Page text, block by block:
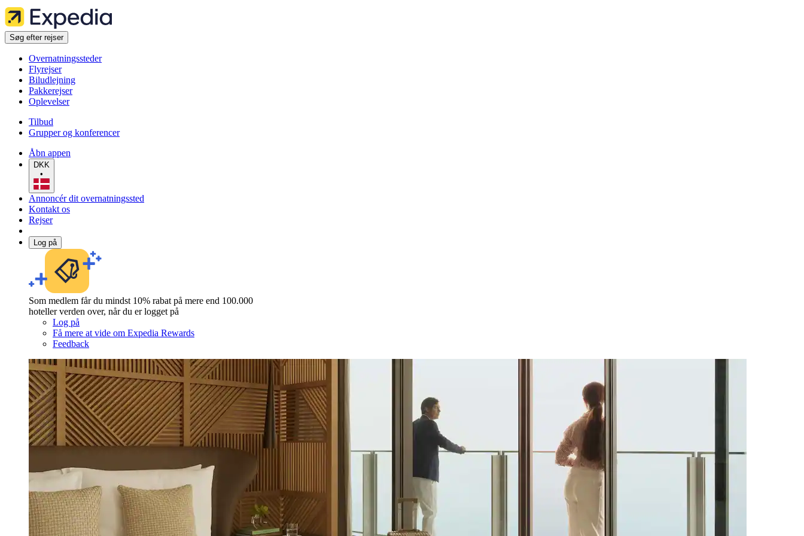
Søg efter rejser
Overnatningssteder
Flyrejser
Biludlejning
Pakkerejser
Oplevelser
Tilbud
Grupper og konferencer
Åbn appen
DKK
•
Annoncér dit overnatningssted
Kontakt os
Rejser
Log på
Som medlem får du mindst 10% rabat på mere end 100.000
hoteller verden over, når du er logget på
Log på
Få mere at vide om Expedia Rewards
Feedback